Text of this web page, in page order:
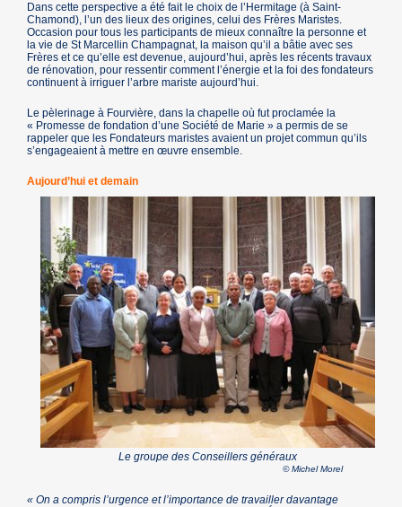
Dans cette perspective a été fait le choix de l’Hermitage (à Saint-
Chamond), l’un des lieux des origines, celui des Frères Maristes.
Occasion pour tous les participants de mieux connaître la personne et
la vie de St Marcellin Champagnat, la maison qu’il a bâtie avec ses
Frères et ce qu’elle est devenue, aujourd’hui, après les récents travaux
de rénovation, pour ressentir comment l’énergie et la foi des fondateurs
continuent à irriguer l’arbre mariste aujourd’hui.
Le pèlerinage à Fourvière, dans la chapelle où fut proclamée la
« Promesse de fondation d’une Société de Marie » a permis de se
rappeler que les Fondateurs maristes avaient un projet commun qu’ils
s’engageaient à mettre en œuvre ensemble.
Aujourd’hui et demain
Le groupe des Conseillers généraux
© Michel Morel
« On a compris l’urgence et l’importance de travailler davantage